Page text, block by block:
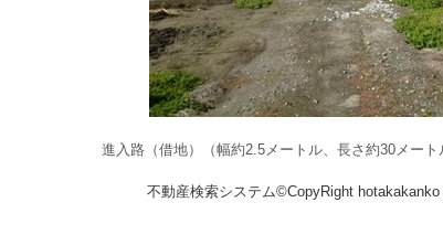
進入路（借地）（幅約2.5メートル、長さ約30メー
不動産検索システム©CopyRight